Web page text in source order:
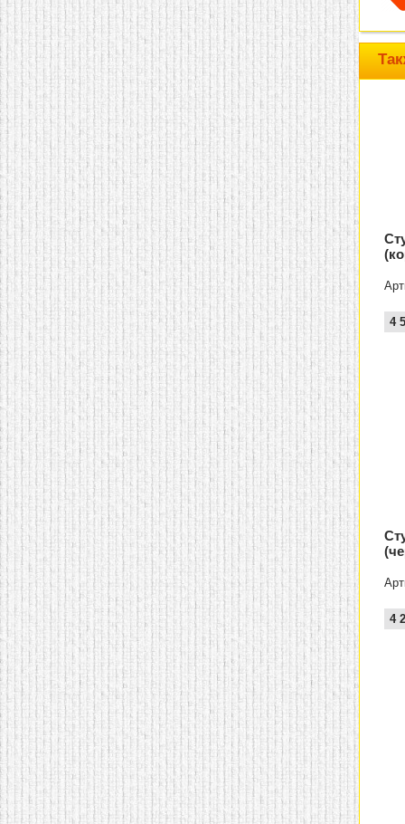
домашнем использовании.
Эта мебель имеет
некоторые преимущества
перед той же стенкой для
гостиной, к примеру,
поскольку она более
легкая и не загромождает
пространство. В спальне
этот предмет можно
поставить у изголовья
кровати, чтобы заполнить
пустующее там
место.
Также стеллажи
очень часто используют в
качестве разграничителей
комнаты, например, на
рабочую зону и
пространство для отдыха.
Особенно это актуально
для однокомнатных
квартир.
4
4